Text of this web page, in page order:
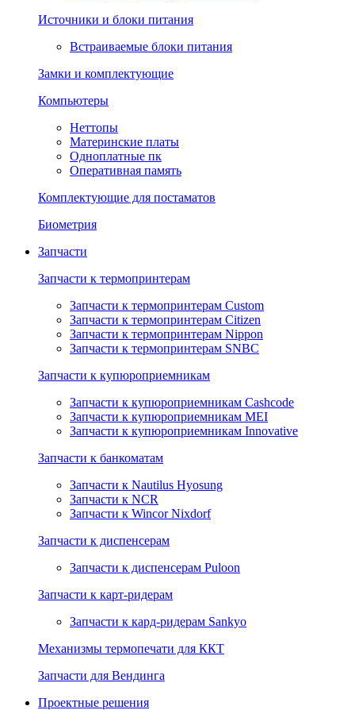
Источники и блоки питания
Встраиваемые блоки питания
Замки и комплектующие
Компьютеры
Неттопы
Материнские платы
Одноплатные пк
Оперативная память
Комплектующие для постаматов
Биометрия
Запчасти
Запчасти к термопринтерам
Запчасти к термопринтерам Custom
Запчасти к термопринтерам Citizen
Запчасти к термопринтерам Nippon
Запчасти к термопринтерам SNBC
Запчасти к купюроприемникам
Запчасти к купюроприемникам Cashcode
Запчасти к купюроприемникам MEI
Запчасти к купюроприемникам Innovative
Запчасти к банкоматам
Запчасти к Nautilus Hyosung
Запчасти к NCR
Запчасти к Wincor Nixdorf
Запчасти к диспенсерам
Запчасти к диспенсерам Puloon
Запчасти к карт-ридерам
Запчасти к кард-ридерам Sankyo
Механизмы термопечати для ККТ
Запчасти для Вендинга
Проектные решения